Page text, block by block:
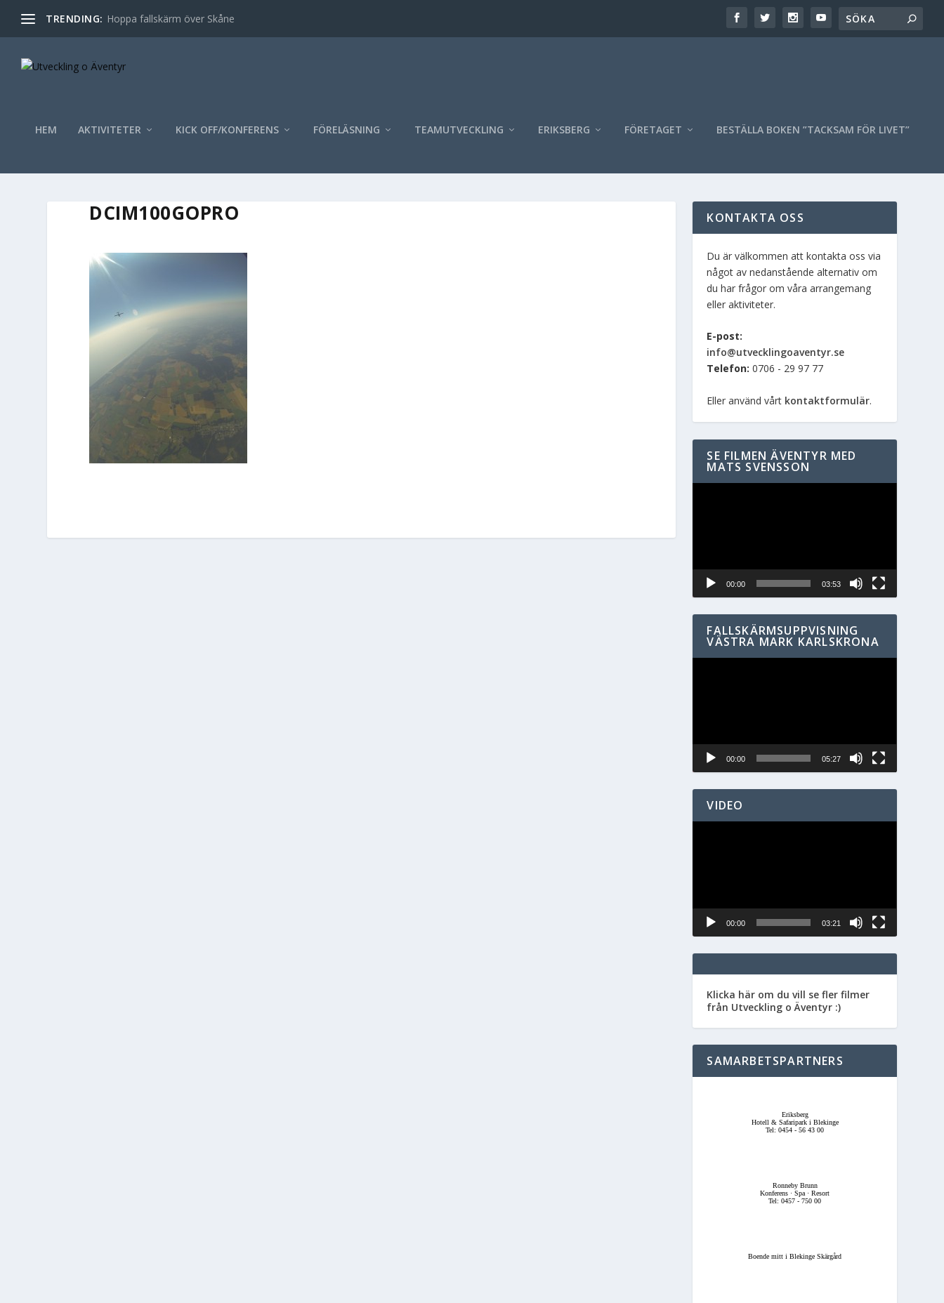
TRENDING: Hoppa fallskärm över Skåne
HEM AKTIVITETER KICK OFF/KONFERENS FÖRELÄSNING TEAMUTVECKLING ERIKSBERG FÖRETAGET BESTÄLLA BOKEN ”TACKSAM FÖR LIVET”
DCIM100GOPRO KONTAKTA OSS
Du är välkommen att kontakta oss via
något av nedanstående alternativ om
du har frågor om våra arrangemang
eller aktiviteter.
E-post:
info@utvecklingoaventyr.se
Telefon: 0706 - 29 97 77
Eller använd vårt kontaktformulär.
SE FILMEN ÄVENTYR MED
MATS SVENSSON
00:00 03:53
FALLSKÄRMSUPPVISNING
VÄSTRA MARK KARLSKRONA
00:00 05:27
VIDEO
00:00 03:21
Klicka här om du vill se fler filmer
från Utveckling o Äventyr :)
SAMARBETSPARTNERS
Eriksberg
Hotell & Safaripark i Blekinge
Tel: 0454 - 56 43 00
Ronneby Brunn
Konferens · Spa · Resort
Tel: 0457 - 750 00
Boende mitt i Blekinge Skärgård